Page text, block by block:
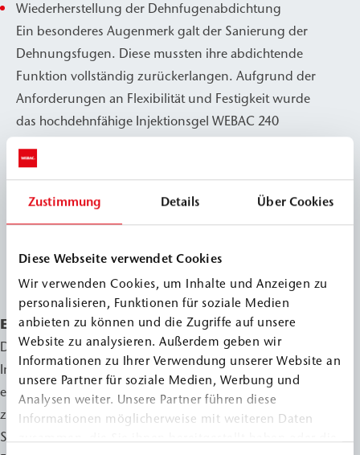
Zustimmung Details Über Cookies
Diese Webseite verwendet Cookies
Wir verwenden Cookies, um Inhalte und Anzeigen zu
personalisieren, Funktionen für soziale Medien
anbieten zu können und die Zugriffe auf unsere
Website zu analysieren. Außerdem geben wir
Informationen zu Ihrer Verwendung unserer Website an
unsere Partner für soziale Medien, Werbung und
Analysen weiter. Unsere Partner führen diese
Informationen möglicherweise mit weiteren Daten
Wiederherstellung der Dehnfugenabdichtung
Ein besonderes Augenmerk galt der Sanierung der
Dehnungsfugen. Diese mussten ihre abdichtende
Funktion vollständig zurückerlangen. Aufgrund der
Anforderungen an Flexibilität und Festigkeit wurde
das hochdehnfähige Injektionsgel WEBAC 240
planerischer Rastervorgabe – mit einer 2K-Pumpe,
automatischer Messeinheit.
Überwachung wurde gemäß DB-Richtlinie 804.6102
durchgeführt.
Ergebnis
Dank des durchdachten Einsatzes hochwertiger
Injektionssysteme von WEBAC konnte der Hellbergtunnel
erfolgreich instandgesetzt werden. Er erfüllt nun wieder
zuverlässig seine Entlastungsfunktion für den
Stadtverkehr in Kirn – und ist langfristig gegen